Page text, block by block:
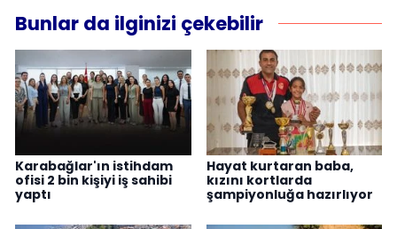
Bunlar da ilginizi çekebilir
Karabağlar'ın istihdam
ofisi 2 bin kişiyi iş sahibi
yaptı
Hayat kurtaran baba,
kızını kortlarda
şampiyonluğa hazırlıyor